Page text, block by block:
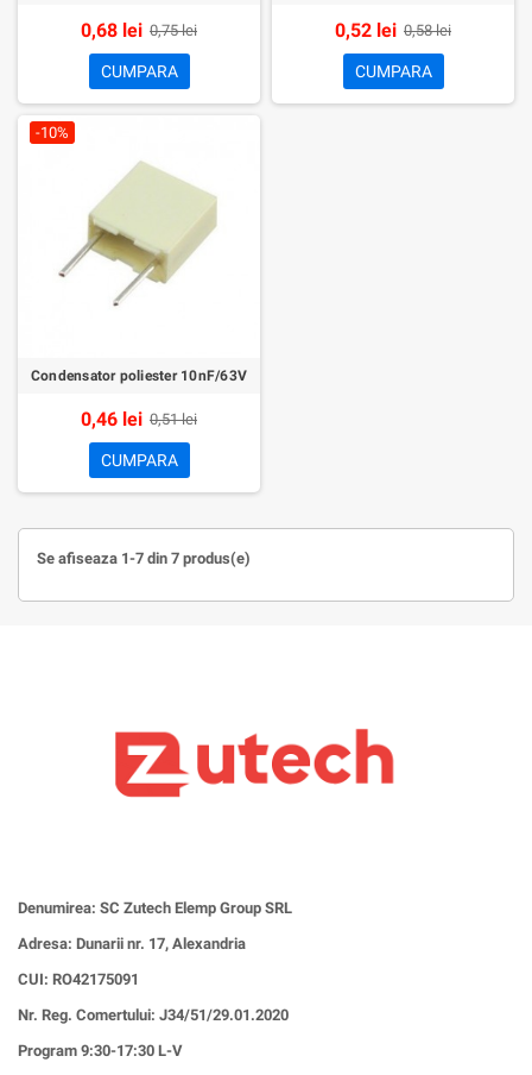
0,68 lei 0,75 lei
CUMPARA
0,52 lei 0,58 lei
CUMPARA
-10%
Condensator poliester 10nF/63V
0,46 lei 0,51 lei
CUMPARA
Se afiseaza 1-7 din 7 produs(e)
Denumirea: SC Zutech Elemp Group SRL
Adresa: Dunarii nr. 17, Alexandria
CUI: RO42175091
Nr. Reg. Comertului: J34/51/29.01.2020
Program 9:30-17:30 L-V